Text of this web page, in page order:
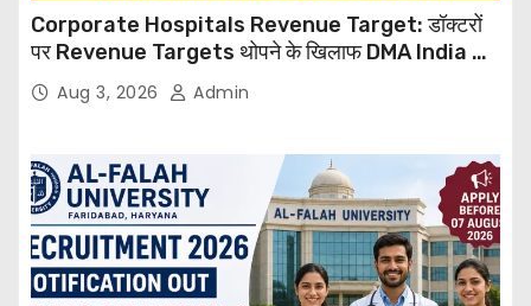
Corporate Hospitals Revenue Target: डॉक्टरों
पर Revenue Targets थोपने के खिलाफ DMA India का
बड़ा कदम, NHRC से Suo Motu जांच की मांग
Aug 3, 2026 Admin